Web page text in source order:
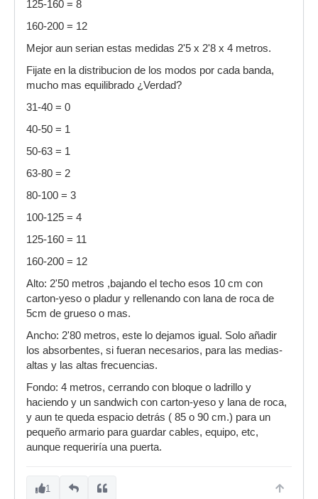
125-160 = 8
160-200 = 12
Mejor aun serian estas medidas 2'5 x 2'8 x 4 metros.
Fijate en la distribucion de los modos por cada banda,
mucho mas equilibrado ¿Verdad?
31-40 = 0
40-50 = 1
50-63 = 1
63-80 = 2
80-100 = 3
100-125 = 4
125-160 = 11
160-200 = 12
Alto: 2'50 metros ,bajando el techo esos 10 cm con
carton-yeso o pladur y rellenando con lana de roca de
5cm de grueso o mas.
Ancho: 2'80 metros, este lo dejamos igual. Solo añadir
los absorbentes, si fueran necesarios, para las medias-
altas y las altas frecuencias.
Fondo: 4 metros, cerrando con bloque o ladrillo y
haciendo y un sandwich con carton-yeso y lana de roca,
y aun te queda espacio detrás ( 85 o 90 cm.) para un
pequeño armario para guardar cables, equipo, etc,
aunque requeriría una puerta.
1